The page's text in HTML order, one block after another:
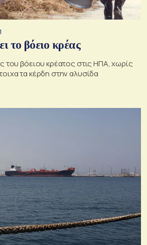
το βόειο κρέας
του βόειου κρέατος στις ΗΠΑ, χωρίς
τα κέρδη στην αλυσίδα